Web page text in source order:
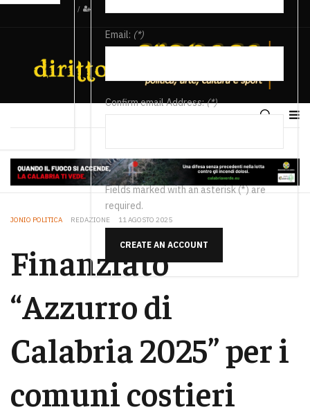
/
Email: (*)
Confirm email Address:(*)
Fields marked with an asterisk (*) are
required.
CREATE AN ACCOUNT
JONIO POLITICA REDAZIONE 11 AGOSTO 2025
Finanziato
“Azzurro di
Calabria 2025” per i
comuni costieri